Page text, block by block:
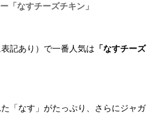
「なすチーズチキン」
記あり）で一番人気は 「なすチーズ
「なす」がたっぷり、さらにジャガ